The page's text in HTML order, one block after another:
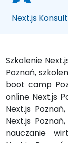
Next.js
Szkolenie
Poznań,
boot camp
online Next.js
Next.js
Next.js
nauczanie